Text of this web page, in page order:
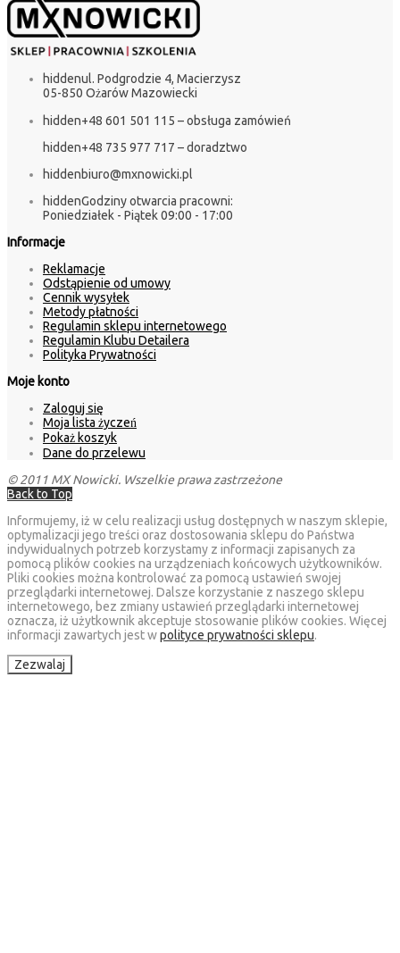
hiddenul. Podgrodzie 4, Macierzysz
05-850 Ożarów Mazowiecki
hidden+48 601 501 115 – obsługa zamówień
hidden+48 735 977 717 – doradztwo
hiddenbiuro@mxnowicki.pl
hiddenGodziny otwarcia pracowni:
Poniedziałek - Piątek 09:00 - 17:00
Informacje
Reklamacje
Odstąpienie od umowy
Cennik wysyłek
Metody płatności
Regulamin sklepu internetowego
Regulamin Klubu Detailera
Polityka Prywatności
Moje konto
Zaloguj się
Moja lista życzeń
Pokaż koszyk
Dane do przelewu
© 2011 MX Nowicki. Wszelkie prawa zastrzeżone
Back to Top
Informujemy, iż w celu realizacji usług dostępnych w naszym sklepie,
optymalizacji jego treści oraz dostosowania sklepu do Państwa
indywidualnych potrzeb korzystamy z informacji zapisanych za
pomocą plików cookies na urządzeniach końcowych użytkowników.
Pliki cookies można kontrolować za pomocą ustawień swojej
przeglądarki internetowej. Dalsze korzystanie z naszego sklepu
internetowego, bez zmiany ustawień przeglądarki internetowej
oznacza, iż użytkownik akceptuje stosowanie plików cookies. Więcej
informacji zawartych jest wpolityce prywatności sklepu.
Zezwalaj